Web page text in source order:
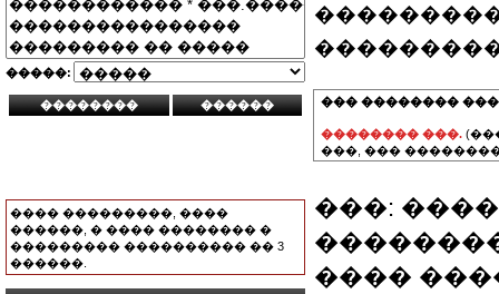
�����:
���� ���������, ����
������, � ���� �������� �
��������� ���������� �� 3
������.
��� ��������
�������� ���.
���, ���
���:
����